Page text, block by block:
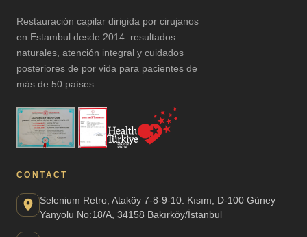
Restauración capilar dirigida por cirujanos
en Estambul desde 2014: resultados
naturales, atención integral y cuidados
posteriores de por vida para pacientes de
más de 50 países.
CONTACT
Selenium Retro, Ataköy 7-8-9-10. Kısım, D-100 Güney
Yanyolu No:18/A, 34158 Bakırköy/İstanbul